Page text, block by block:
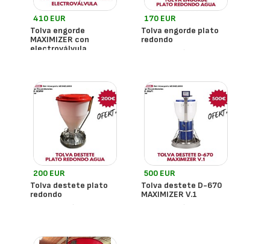
410 EUR
Tolva engorde
MAXIMIZER con
electroválvula
170 EUR
Tolva engorde plato
redondo
- España
200 EUR
Tolva destete plato
redondo
- España
500 EUR
Tolva destete D-670
MAXIMIZER V.1
- España